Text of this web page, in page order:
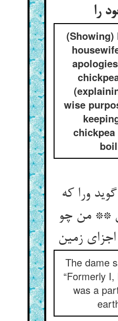
را
(Showing)
wise
ورا که
** من چو
اجزای زمین
The dame
“Formerly
was a